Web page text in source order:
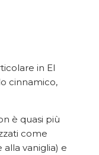
in El
cinnamico,
è quasi più
come
vaniglia) e